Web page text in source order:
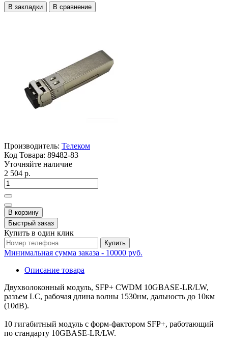
В закладки В сравнение
Производитель: Телеком
Код Товара: 89482-83
Уточняйте наличие
2 504 р.
В корзину
Быстрый заказ
Купить в один клик
Купить
Минимальная сумма заказа - 10000 руб.
Описание товара
Двухволоконный модуль, SFP+ CWDM 10GBASE-LR/LW,
разъем LC, рабочая длина волны 1530нм, дальность до 10км
(10dB).
10 гигабитный модуль с форм-фактором SFP+, работающий
по стандарту 10GBASE-LR/LW.